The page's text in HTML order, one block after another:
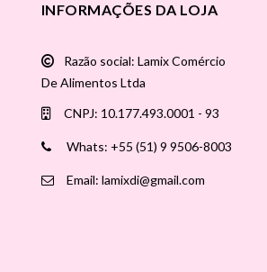
INFORMAÇÕES DA LOJA
Razão social: Lamix Comércio
De Alimentos Ltda
CNPJ: 10.177.493.0001 - 93
Whats: +55 (51) 9 9506-8003
Email: lamixdi@gmail.com